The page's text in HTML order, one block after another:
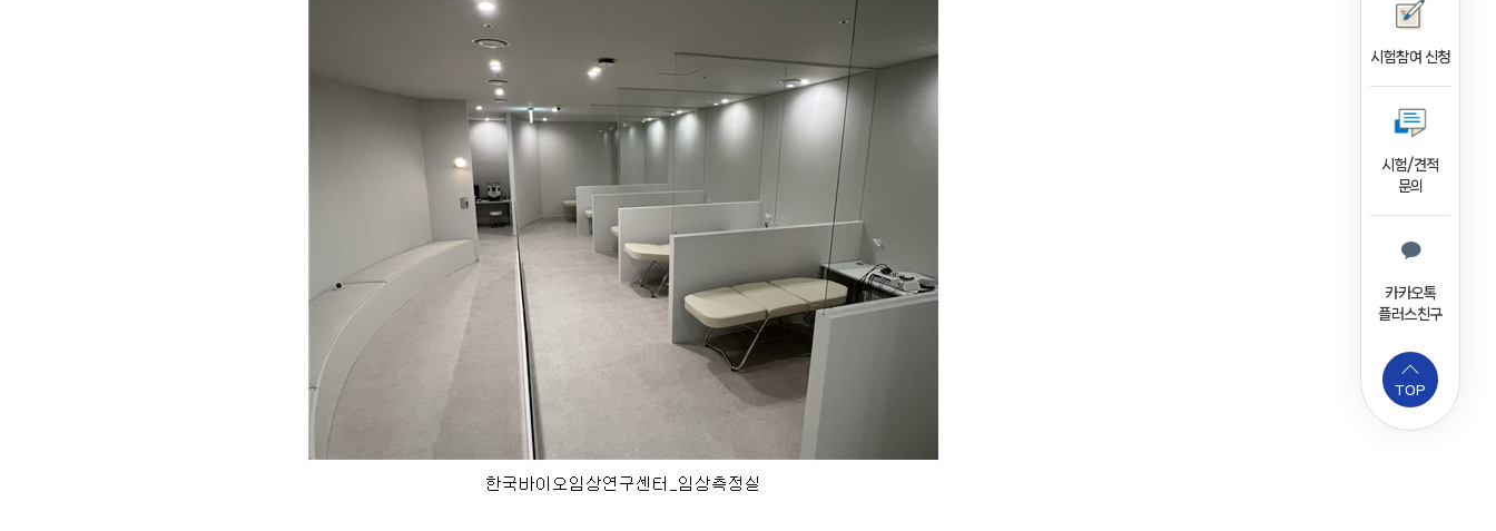
시험참여 신청
시험/견적
문의
카카오톡
플러스친구
TOP